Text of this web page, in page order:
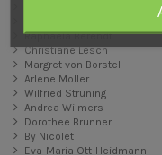
Raphaela Berendt
Christiane Lesch
Margret von Borstel
Arlene Moller
Wilfried Strüning
Andrea Wilmers
Dorothee Brunner
By Nicolet
Eva-Maria Ott-Heidmann